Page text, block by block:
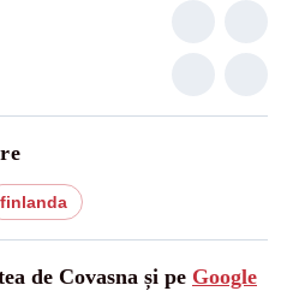
finlanda
de Covasna și pe Google